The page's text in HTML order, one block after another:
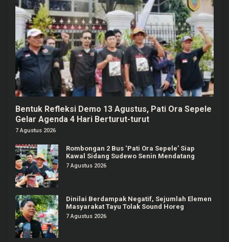
Bentuk Refleksi Demo 13 Agustus, Pati Ora Sepele
Gelar Agenda 4 Hari Berturut-turut
7 Agustus 2026
Rombongan 2 Bus ‘Pati Ora Sepele’ Siap
Kawal Sidang Sudewo Senin Mendatang
7 Agustus 2026
Dinilai Berdampak Negatif, Sejumlah Elemen
Masyarakat Tayu Tolak Sound Horeg
7 Agustus 2026